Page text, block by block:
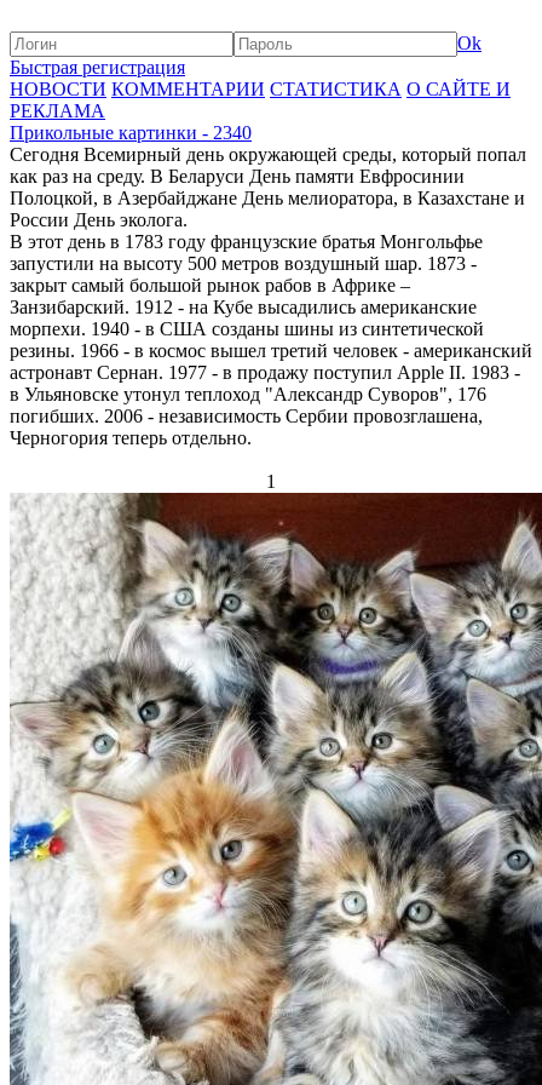
Ok
Быстрая регистрация
НОВОСТИ КОММЕНТАРИИ СТАТИСТИКА О САЙТЕ И
РЕКЛАМА
Прикольные картинки - 2340
Сегодня Всемирный день окружающей среды, который попал
как раз на среду. В Беларуси День памяти Евфросинии
Полоцкой, в Азербайджане День мелиоратора, в Казахстане и
России День эколога.
В этот день в 1783 году французские братья Монгольфье
запустили на высоту 500 метров воздушный шар. 1873 -
закрыт самый большой рынок рабов в Африке –
Занзибарский. 1912 - на Кубе высадились американские
морпехи. 1940 - в США созданы шины из синтетической
резины. 1966 - в космос вышел третий человек - американский
астронавт Сернан. 1977 - в продажу поступил Apple II. 1983 -
в Ульяновске утонул теплоход "Александр Суворов", 176
погибших. 2006 - независимость Сербии провозглашена,
Черногория теперь отдельно.
1